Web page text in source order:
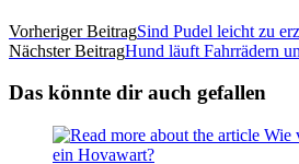
Vorheriger BeitragSind Pudel leicht zu
Nächster BeitragHund läuft Fahrrädern
Das könnte dir auch gefallen